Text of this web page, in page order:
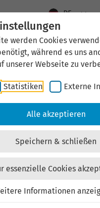
werden Cookies
während es uns
unserer Webseite zu
Statistiken Externe
Alle akzeptieren
Speichern & schließen
essenzielle Cookies
Informationen
DE
Standort Thüringen
& Ansiedeln
Externen Inhalt laden